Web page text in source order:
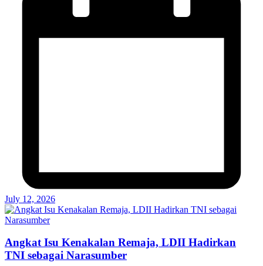
July 12, 2026
Angkat Isu Kenakalan Remaja, LDII Hadirkan
TNI sebagai Narasumber